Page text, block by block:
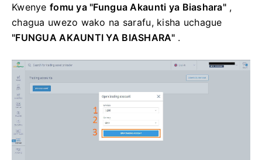
Kwenye fomu ya "Fungua Akaunti ya Biashara" ,
chagua uwezo wako na sarafu, kisha uchague
"FUNGUA AKAUNTI YA BIASHARA".